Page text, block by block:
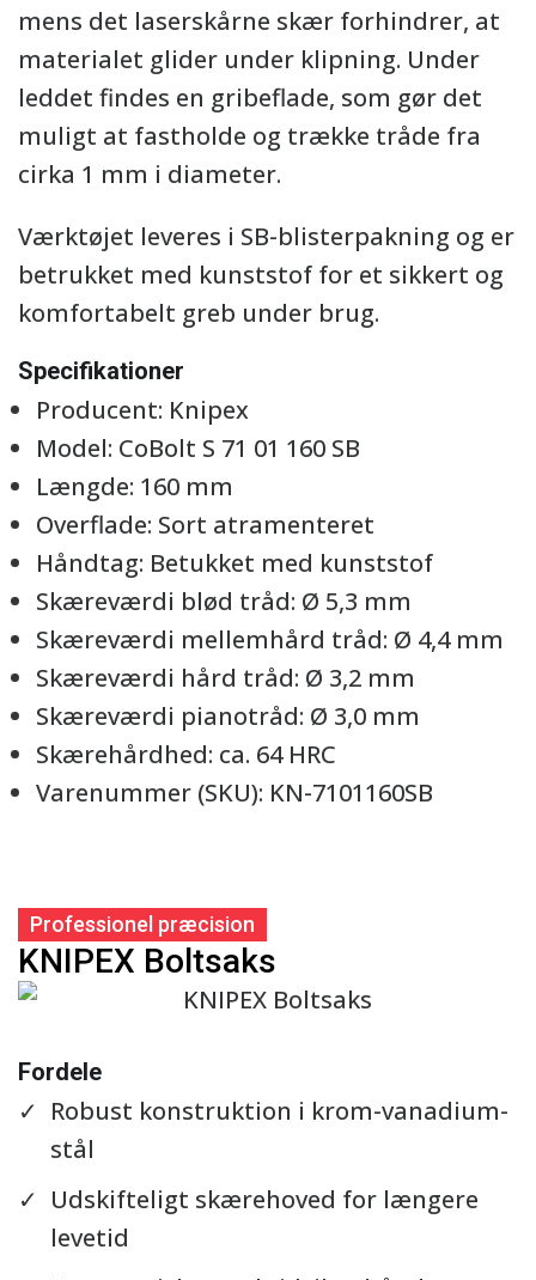
mens det laserskårne skær forhindrer, at
materialet glider under klipning. Under
leddet findes en gribeflade, som gør det
muligt at fastholde og trække tråde fra
cirka 1 mm i diameter.
Værktøjet leveres i SB-blisterpakning og er
betrukket med kunststof for et sikkert og
komfortabelt greb under brug.
Specifikationer
Producent: Knipex
Model: CoBolt S 71 01 160 SB
Længde: 160 mm
Overflade: Sort atramenteret
Håndtag: Betukket med kunststof
Skæreværdi blød tråd: Ø 5,3 mm
Skæreværdi mellemhård tråd: Ø 4,4 mm
Skæreværdi hård tråd: Ø 3,2 mm
Skæreværdi pianotråd: Ø 3,0 mm
Skærehårdhed: ca. 64 HRC
Varenummer (SKU): KN-7101160SB
Professionel præcision
KNIPEX Boltsaks
Fordele
Robust konstruktion i krom-vanadium-
stål
Udskifteligt skærehoved for længere
levetid